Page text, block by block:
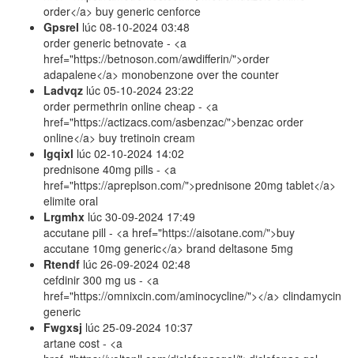
order</a> buy generic cenforce
Gpsrel lúc 08-10-2024 03:48
order generic betnovate - <a
href="https://betnoson.com/awdifferin/">order
adapalene</a> monobenzone over the counter
Ladvqz lúc 05-10-2024 23:22
order permethrin online cheap - <a
href="https://actizacs.com/asbenzac/">benzac order
online</a> buy tretinoin cream
Igqixl lúc 02-10-2024 14:02
prednisone 40mg pills - <a
href="https://apreplson.com/">prednisone 20mg tablet</a>
elimite oral
Lrgmhx lúc 30-09-2024 17:49
accutane pill - <a href="https://aisotane.com/">buy
accutane 10mg generic</a> brand deltasone 5mg
Rtendf lúc 26-09-2024 02:48
cefdinir 300 mg us - <a
href="https://omnixcin.com/aminocycline/"></a> clindamycin
generic
Fwgxsj lúc 25-09-2024 10:37
artane cost - <a